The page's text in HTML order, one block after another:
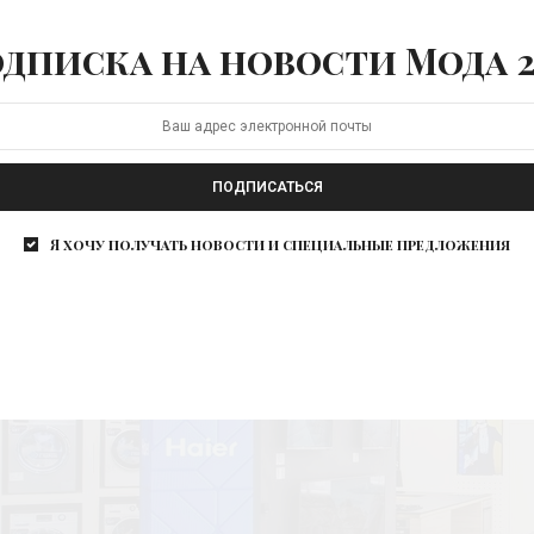
на новости Мода
ПОДПИСАТЬСЯ
Я хочу получать новости и специальные предложения